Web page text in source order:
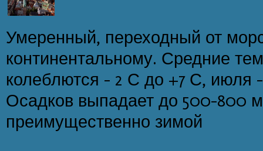
Умеренный, переходный от
континентальному. Средние
колеблются - 2 С до +7 С, июля
Осадков выпадает до 500-800
преимущественно зимой